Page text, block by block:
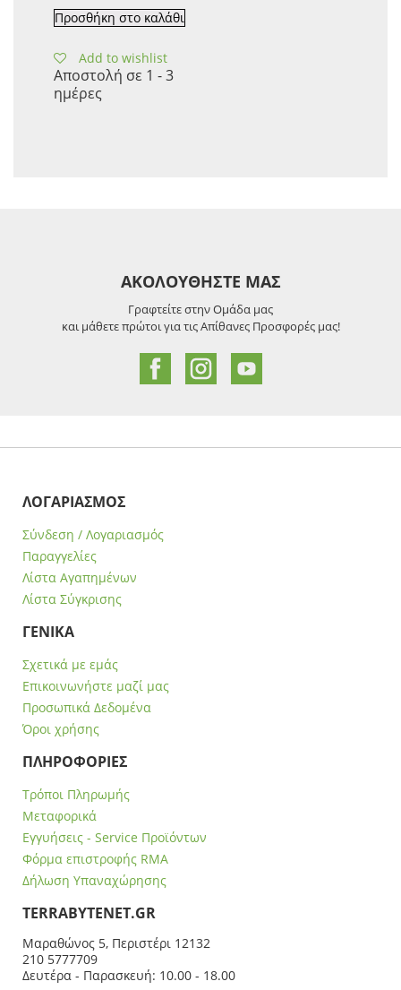
Προσθήκη στο καλάθι
Add to wishlist
Αποστολή σε 1 - 3
ημέρες
ΑΚΟΛΟΥΘΗΣΤΕ ΜΑΣ
Γραφτείτε στην Ομάδα μας
και μάθετε πρώτοι για τις Απίθανες Προσφορές μας!
ΛΟΓΑΡΙΑΣΜΟΣ
Σύνδεση / Λογαριασμός
Παραγγελίες
Λίστα Αγαπημένων
Λίστα Σύγκρισης
ΓΕΝΙΚΑ
Σχετικά με εμάς
Επικοινωνήστε μαζί μας
Προσωπικά Δεδομένα
Όροι χρήσης
ΠΛΗΡΟΦΟΡΙΕΣ
Τρόποι Πληρωμής
Μεταφορικά
Εγγυήσεις - Service Προϊόντων
Φόρμα επιστροφής RMA
Δήλωση Υπαναχώρησης
ΤERRABYTENET.GR
Μαραθώνος 5, Περιστέρι 12132
210 5777709
Δευτέρα - Παρασκευή: 10.00 - 18.00